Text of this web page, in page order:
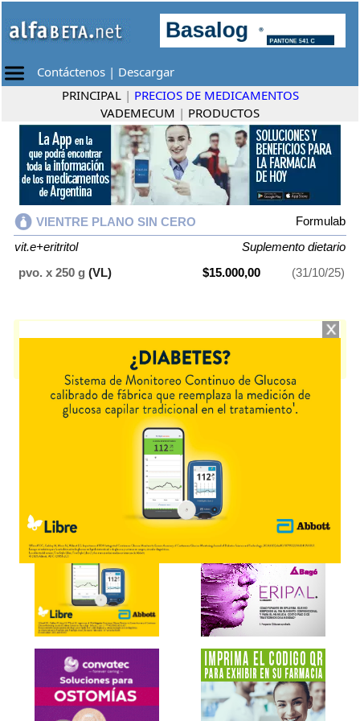
Contáctenos | Descargar
PRINCIPAL | PRECIOS DE MEDICAMENTOS
VADEMECUM | PRODUCTOS
VIENTRE PLANO SIN CERO
Formulab
vit.e+eritritol
Suplemento dietario
pvo. x 250 g (VL) $15.000,00 (31/10/25)
. Es producido porFormulab
Explorar más
Otros productos convit.e+eritritol
Otros productos deFormulab